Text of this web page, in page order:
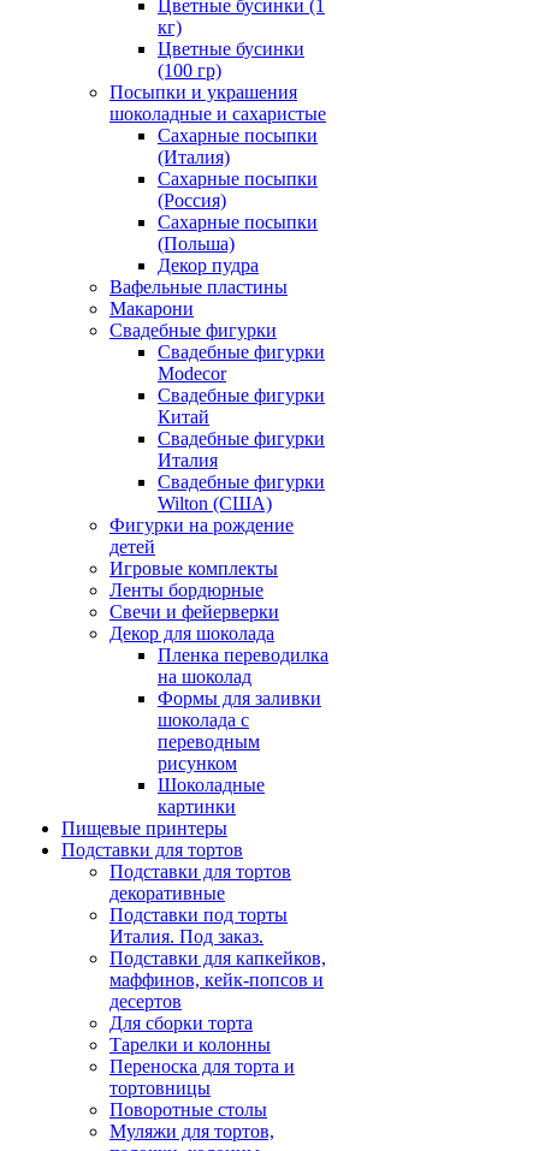
Цветные бусинки (1
кг)
Цветные бусинки
(100 гр)
Посыпки и украшения
шоколадные и сахаристые
Сахарные посыпки
(Италия)
Сахарные посыпки
(Россия)
Сахарные посыпки
(Польша)
Декор пудра
Вафельные пластины
Макарони
Свадебные фигурки
Свадебные фигурки
Modecor
Свадебные фигурки
Китай
Свадебные фигурки
Италия
Свадебные фигурки
Wilton (США)
Фигурки на рождение
детей
Игровые комплекты
Ленты бордюрные
Свечи и фейерверки
Декор для шоколада
Пленка переводилка
на шоколад
Формы для заливки
шоколада с
переводным
рисунком
Шоколадные
картинки
Пищевые принтеры
Подставки для тортов
Подставки для тортов
декоративные
Подставки под торты
Италия. Под заказ.
Подставки для капкейков,
маффинов, кейк-попсов и
десертов
Для сборки торта
Тарелки и колонны
Переноска для торта и
тортовницы
Поворотные столы
Муляжи для тортов,